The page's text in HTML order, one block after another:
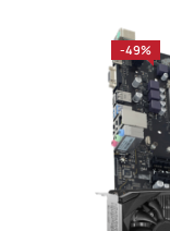
-49%